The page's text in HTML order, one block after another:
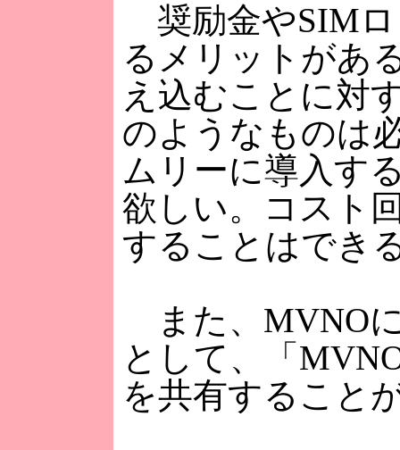
奨励金やSIMロ
るメリットがあ
え込むことに対
のようなものは
ムリーに導入す
欲しい。コスト
することはでき
また、MVNO
として、「
を共有すること